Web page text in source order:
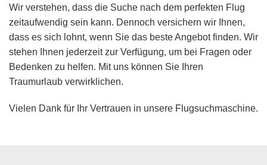
Wir verstehen, dass die Suche nach dem perfekten Flug
zeitaufwendig sein kann. Dennoch versichern wir Ihnen,
dass es sich lohnt, wenn Sie das beste Angebot finden. Wir
stehen Ihnen jederzeit zur Verfügung, um bei Fragen oder
Bedenken zu helfen. Mit uns können Sie Ihren
Traumurlaub verwirklichen.
Vielen Dank für Ihr Vertrauen in unsere Flugsuchmaschine.